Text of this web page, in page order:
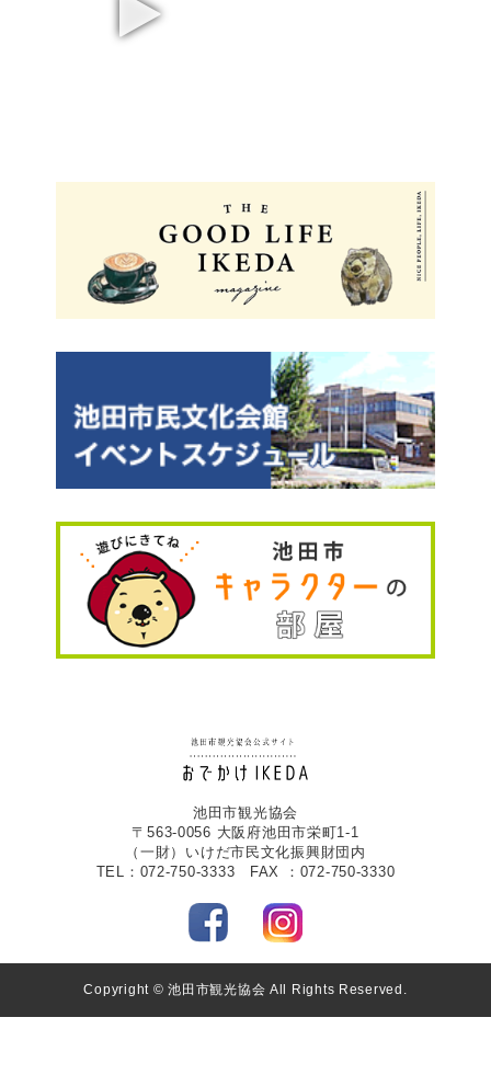
池田市観光協会
〒563-0056 大阪府池田市栄町1-1
（一財）いけだ市民文化振興財団内
TEL：072-750-3333 FAX ：072-750-3330
Copyright © 池田市観光協会 All Rights Reserved.